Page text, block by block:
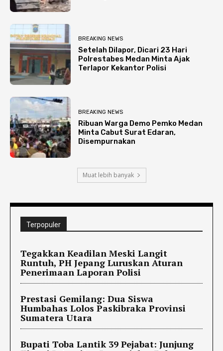
BREAKING NEWS
Setelah Dilapor, Dicari 23 Hari
Polrestabes Medan Minta Ajak
Terlapor Kekantor Polisi
BREAKING NEWS
Ribuan Warga Demo Pemko Medan
Minta Cabut Surat Edaran,
Disempurnakan
Muat lebih banyak
Terpopuler
Tegakkan Keadilan Meski Langit
Runtuh, PH Jepang Luruskan Aturan
Penerimaan Laporan Polisi
Prestasi Gemilang: Dua Siswa
Humbahas Lolos Paskibraka Provinsi
Sumatera Utara
Bupati Toba Lantik 39 Pejabat: Junjung